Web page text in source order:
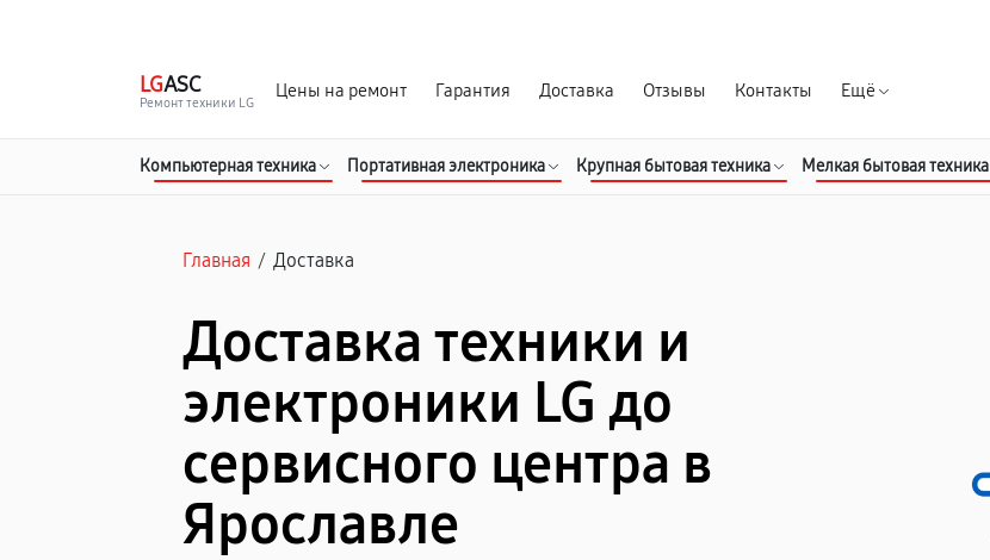
LGASC
Ремонт техники LG
Цены на ремонт Гарантия Доставка Отзывы Контакты Ещё
Компьютерная техника Портативная электроника Крупная бытовая техника Мелкая бытовая техника
Главная / Доставка
Доставка техники и
электроники LG до
сервисного центра в
Ярославле